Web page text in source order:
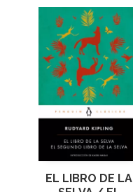
EL LIBRO DE LA